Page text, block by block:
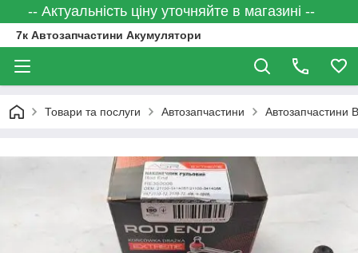
-- Актуальність ціну уточняйте в магазині --
7к Автозапчастини Акумулятори
Товари та послуги Автозапчастини Автозапчастини